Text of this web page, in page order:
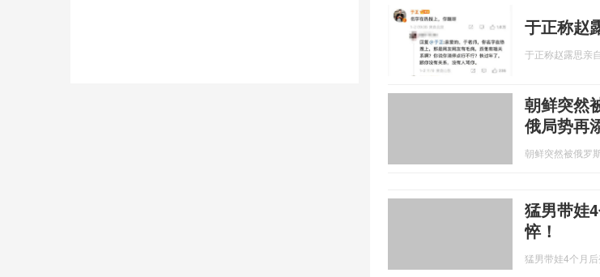
于正称赵
于正称赵露思亲
朝鲜突然
俄局势再
朝鲜突然被俄罗
猛男带娃
悴！
猛男带娃4个月